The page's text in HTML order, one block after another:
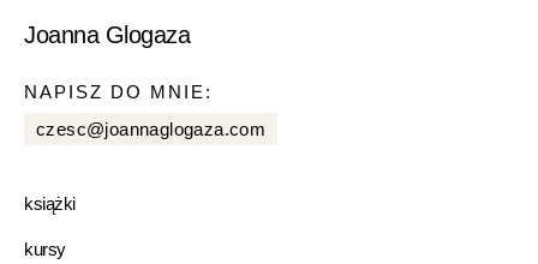
Joanna Glogaza
NAPISZ DO MNIE:
czesc@joannaglogaza.com
książki
kursy